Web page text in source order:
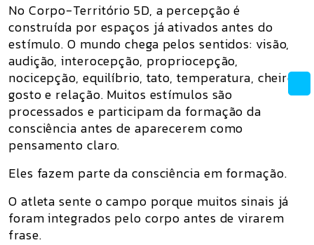
No Corpo-Território 5D, a percepção é
construída por espaços já ativados antes do
estímulo. O mundo chega pelos sentidos: visão,
audição, interocepção, propriocepção,
nocicepção, equilíbrio, tato, temperatura, cheiro,
gosto e relação. Muitos estímulos são
processados e participam da formação da
consciência antes de aparecerem como
pensamento claro.
Eles fazem parte da consciência em formação.
O atleta sente o campo porque muitos sinais já
foram integrados pelo corpo antes de virarem
frase.